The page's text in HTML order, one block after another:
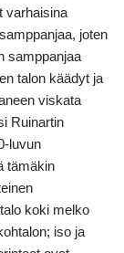
varhaisina
joten
samppanjaa
talon käädyt ja
viskata
Ruinartin
luvun
tämäkin
koki melko
iso ja